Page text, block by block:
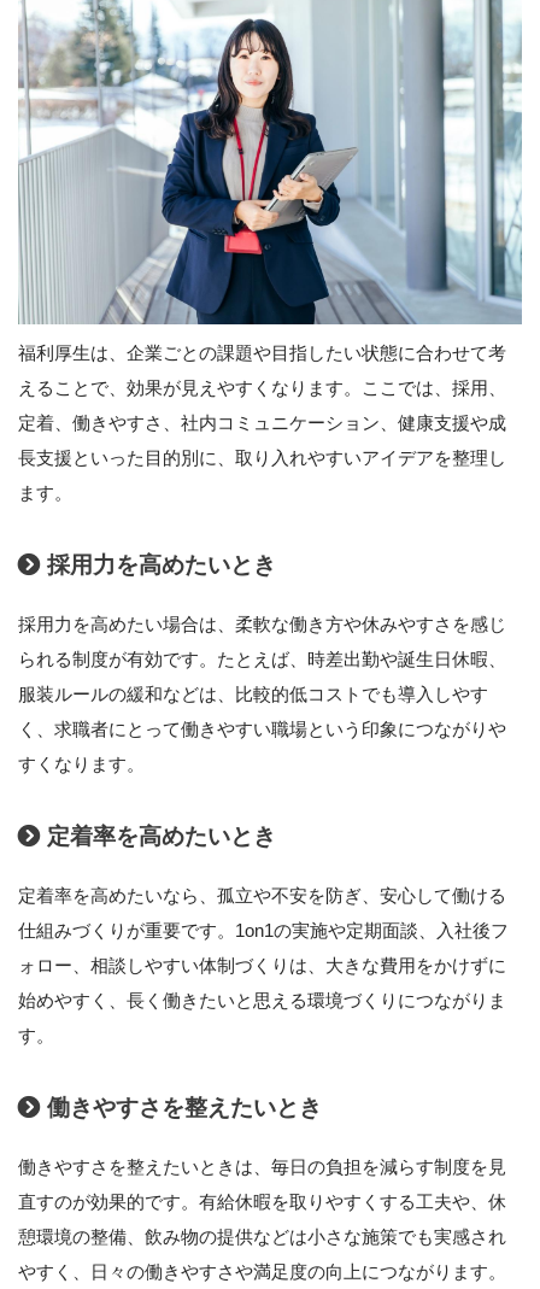
福利厚生は、企業ごとの課題や目指したい状態に合わせて考
えることで、効果が見えやすくなります。ここでは、採用、
定着、働きやすさ、社内コミュニケーション、健康支援や成
長支援といった目的別に、取り入れやすいアイデアを整理し
ます。
採用力を高めたいとき
採用力を高めたい場合は、柔軟な働き方や休みやすさを感じ
られる制度が有効です。たとえば、時差出勤や誕生日休暇、
服装ルールの緩和などは、比較的低コストでも導入しやす
く、求職者にとって働きやすい職場という印象につながりや
すくなります。
定着率を高めたいとき
定着率を高めたいなら、孤立や不安を防ぎ、安心して働ける
仕組みづくりが重要です。1on1の実施や定期面談、入社後フ
ォロー、相談しやすい体制づくりは、大きな費用をかけずに
始めやすく、長く働きたいと思える環境づくりにつながりま
す。
働きやすさを整えたいとき
働きやすさを整えたいときは、毎日の負担を減らす制度を見
直すのが効果的です。有給休暇を取りやすくする工夫や、休
憩環境の整備、飲み物の提供などは小さな施策でも実感され
やすく、日々の働きやすさや満足度の向上につながります。